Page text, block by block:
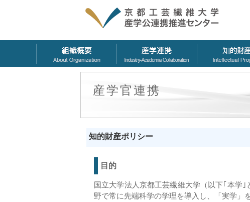
産学官連携
知的財産ポリシー
目的
国立大学法人京都工芸繊維大学（以下｢本学
野で常に先端科学の学理を導入し、「実学」